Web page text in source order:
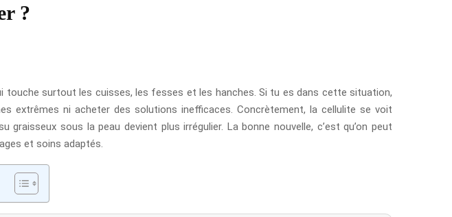
?
touche surtout les cuisses, les fesses et les hanches. Si tu es dans cette situation,
extrêmes ni acheter des solutions inefficaces. Concrètement, la cellulite se voit
sous la peau devient plus irrégulier. La bonne nouvelle, c’est qu’on peut
et soins adaptés.